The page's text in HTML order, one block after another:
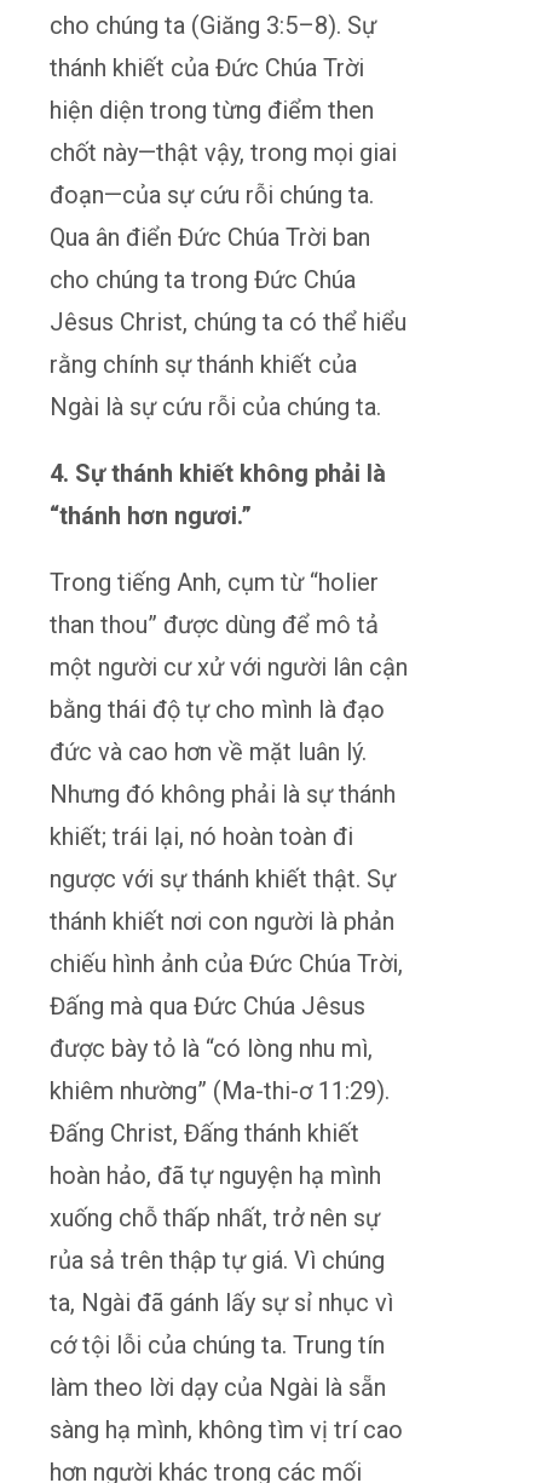
cho chúng ta (Giăng 3:5–8). Sự
thánh khiết của Đức Chúa Trời
hiện diện trong từng điểm then
chốt này—thật vậy, trong mọi giai
đoạn—của sự cứu rỗi chúng ta.
Qua ân điển Đức Chúa Trời ban
cho chúng ta trong Đức Chúa
Jêsus Christ, chúng ta có thể hiểu
rằng chính sự thánh khiết của
Ngài là sự cứu rỗi của chúng ta.
4. Sự thánh khiết không phải là
“thánh hơn ngươi.”
Trong tiếng Anh, cụm từ “holier
than thou” được dùng để mô tả
một người cư xử với người lân cận
bằng thái độ tự cho mình là đạo
đức và cao hơn về mặt luân lý.
Nhưng đó không phải là sự thánh
khiết; trái lại, nó hoàn toàn đi
ngược với sự thánh khiết thật. Sự
thánh khiết nơi con người là phản
chiếu hình ảnh của Đức Chúa Trời,
Đấng mà qua Đức Chúa Jêsus
được bày tỏ là “có lòng nhu mì,
khiêm nhường” (Ma-thi-ơ 11:29).
Đấng Christ, Đấng thánh khiết
hoàn hảo, đã tự nguyện hạ mình
xuống chỗ thấp nhất, trở nên sự
rủa sả trên thập tự giá. Vì chúng
ta, Ngài đã gánh lấy sự sỉ nhục vì
cớ tội lỗi của chúng ta. Trung tín
làm theo lời dạy của Ngài là sẵn
sàng hạ mình, không tìm vị trí cao
hơn người khác trong các mối